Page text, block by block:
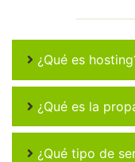
¿Qué es
¿Qué es la
¿Qué tipo de